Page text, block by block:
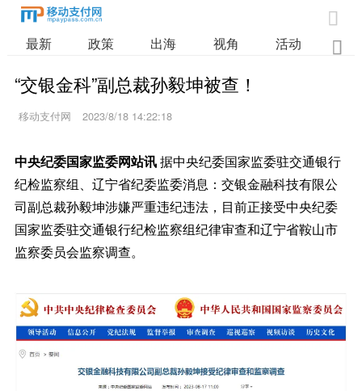

最新 政策 出海 视角 活动 业

“交银金科”副总裁孙毅坤被查！
移动支付网 2023/8/18 14:22:18
中央纪委国家监委网站讯据中央纪委国家监委驻交通银行
纪检监察组、辽宁省纪委监委消息：交银金融科技有限公
司副总裁孙毅坤涉嫌严重违纪违法，目前正接受中央纪委
国家监委驻交通银行纪检监察组纪律审查和辽宁省鞍山市
监察委员会监察调查。